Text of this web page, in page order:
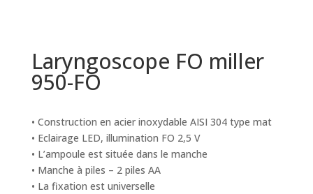
Laryngoscope FO miller
950-FO
• Construction en acier inoxydable AISI 304 type mat
• Eclairage LED, illumination FO 2,5 V
• L’ampoule est située dans le manche
• Manche à piles – 2 piles AA
• La fixation est universelle